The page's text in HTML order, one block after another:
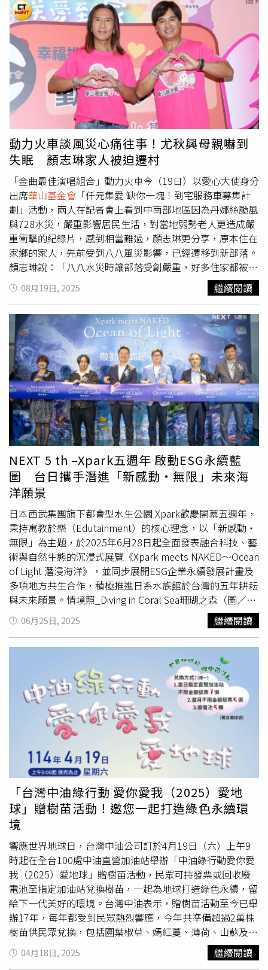
透露，通知信時他還笑說「難怪我付錢的時候，覺得錢好像
變少了」。目前他正在澎湖拍攝戲劇，預計本週將飛往長沙
舉辦演唱會。事實上，蘇見信私下作風一向低調，長年過著
沒有手機、沒有信用卡的生活，僅以電話卡、公共電話及家
用電話聯繫，購物也多以現金支付。他也熱心公益，曾親自
捧著50萬元現金捐贈「華山基金會」，支援關懷獨居老人活
動，當時也讓在場人員相當驚訝。
動力火車談風災心痛往事！尤秋興母親嚇到
失眠 顏志琳家人被迫遷村
「金曲最佳演唱組合」動力火車今（19日）以愛心大使身分
出席華山基金會 「仟元集愛 缺你一塊！到宅服務車募集計
劃」活動，兩人在記者會上看到中南部地區因為丹娜絲颱風
與728水災，嚴重影響居民生活，對當地弱勢老人更造成嚴
重衝擊的紀錄片，感到相當難過，顏志琳更分享，原本住在
家鄉的家人，先前受到八八風災影響，已經遷移到新部落。
顏志琳說：「八八水災時讓部落受創嚴重，好多住家都被沖
掉，我們以前讀的國小操場裂開、下陷，沒有電，沒訊號，
很多年輕人都爬山到都市求救」。尤秋興透露母親說自己出
生到八八水災前，都沒看過連續下10天的大雨，「雨大到她
覺得害怕，她會睡不著覺，害怕會出事」。動力火車本月底
受到職棒味全龍邀請，將再次在大巨蛋表演。（圖／楊澍
攝）此外，動力火車去年底在周杰倫於大巨蛋舉辦的「嘉年
華世界巡迴演唱會」擔任表演嘉賓，本月底受到職棒味全龍
邀請，再次在大巨蛋表演，尤秋興說：「每次去大巨蛋的心
情都很興奮，但我們在大巨蛋表演過一兩次了，所以我們是
平常心。」顏志琳說：「不管是小場還是大場，我的表演心
態都一樣，只是距離那麼遠，怕歌迷會看不到，而且會無意
間想要一直用力唱，怕很快就沒體力。」兩人坦言在大巨蛋
舉辦專場演唱會是人生目標之一，但尤秋興也謙虛地表示怕
沒能力，更擔心票房成績。
08月19日, 2025 繼續閱讀
NEXT 5 th –Xpark五週年 啟動ESG永續藍
圖 台日攜手潛進「新感動・無限」未來海
洋願景
日本西武集團旗下都會型水生公園 Xpark歡慶開幕五週年，
秉持寓教於樂（Edutainment）的核心理念，以「新感動・
無限」為主題，於2025年6月28日起全面發表融合科技、藝
術與自然生態的沉浸式展覽《Xpark meets NAKED～Ocean
of Light 潛浸海洋》，並同步展開ESG企業永續發展計畫及
多項地方共生合作，積極推進日系水族館於台灣的五年耕耘
與未來願景。情境照_Diving in Coral Sea珊瑚之森（圖／
Xpark提供）。五動未來｜水族館不只是「看」，更是「共
鳴」Xpark董事長 荒川潤表示，五年來Xpark不僅是台灣首
座日系都會型水族館，更積極扮演台日文化與觀光交流的橋
梁，展現出水族館嶄新的角色定位暨社會責任。堅守「與生
物一起將笑容和感動帶給世界」的精神，Xpark在展示與運
營間不斷創新體驗，逐步實踐四大核心願景—深化日台文化
與觀賞型事業交流、推動展示技術革新與沉浸式五感體驗、
促進地方生態共生與發展、以及公益永續藍圖布局。未來，
Xpark 將持續攜手政府與社會各界，推動更多具溫度與意義
的行動，讓生命力流動於海洋與人心之間，讓水族館不再只
是「看」，更是「共鳴」！從文化到生態，展現多元合作力
Xpark 精心演繹日式都會型水族館的設計美學及經營理念，
透過豐富的活動策劃和技術引進，推動兩地在觀賞型事業上
的深度合作與文化融合。曾與日本宮城縣仙台市攜手展出極
具代表性的「七夕吹流裝置」，讓民眾在海洋場域也能感受
日本節慶的祈福文化；自2021年起每年舉辦夏季祭典活
動，將風鈴、紙燈籠、水母意象融入夏日光影展演，創新海
洋教育與傳統夏日文化慶典場景；2022年，結合最新科技
推出「復刻未來．AI海洋名畫特展」，以藝術來呈現出塑膠
垃圾帶來的海洋汙染問題；2024年則成功引進柔枝軸孔珊
瑚(Acropora tenuis)，為日本首次將養殖珊瑚輸出海外，完
成與國立臺灣海洋大學的跨國對談，緊密日台水族領域之技
術共享及共融理念，深化「觀賞×教育×永續」的三位一體
精神。開啟互動學習之門，激發知識與創造力為打造融合美
學、科技與教育的「水下知識劇場」，Xpark透過五感互動
06月25日, 2025 繼續閱讀
「台灣中油綠行動 愛你愛我（2025）愛地
球」贈樹苗活動！邀您一起打造綠色永續環
境
響應世界地球日，台灣中油公司訂於4月19日（六）上午9
時起在全台100處中油直營加油站舉辦「中油綠行動愛你愛
我（2025）愛地球」贈樹苗活動，民眾可持發票或回收廢
電池至指定加油站兌換樹苗，一起為地球打造綠色永續，留
給下一代美好的環境。台灣中油表示，贈樹苗活動至今已舉
辦17年，每年都受到民眾熱烈響應，今年共準備超過2萬株
樹苗供民眾兌換，包括圓葉椒草、嫣紅蔓、薄荷、山蘇及羅
勒等，提供兌換的加油站每站皆限量200株，每人1株，送
完為止。「台灣中油綠行動 愛你愛我（2025）愛地球」贈
04月18日, 2025 繼續閱讀